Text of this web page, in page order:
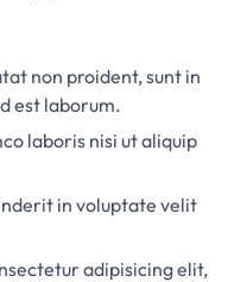
non proident, sunt in
est laborum.
laboris nisi ut aliquip
in voluptate velit
adipisicing elit,